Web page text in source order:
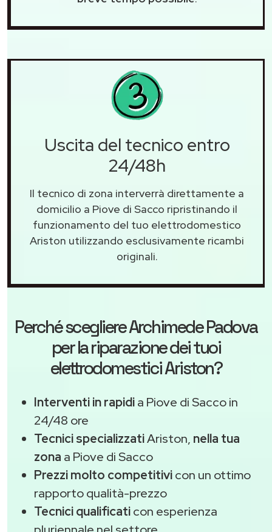
Uscita del tecnico entro
24/48h
Il tecnico di zona interverrà direttamente a
domicilio a Piove di Sacco ripristinando il
funzionamento del tuo elettrodomestico
Ariston utilizzando esclusivamente ricambi
originali.
Perché scegliereArchimede Padova
per la riparazione dei tuoi
elettrodomestici Ariston?
Interventi in rapidia Piove di Sacco in
24/48 ore
Tecnici specializzatiAriston, nella tua
zona a Piove di Sacco
Prezzi molto competitivicon un ottimo
rapporto qualità-prezzo
Tecnici qualificaticon esperienza